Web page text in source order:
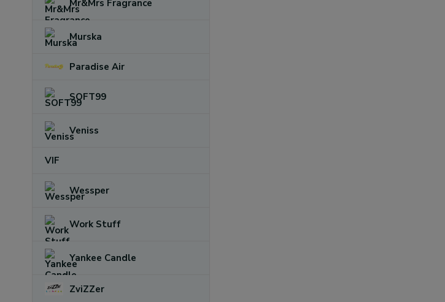
Mr&Mrs Fragrance
Murska
Paradise Air
SOFT99
Veniss
VIF
Wessper
Work Stuff
Yankee Candle
ZviZZer